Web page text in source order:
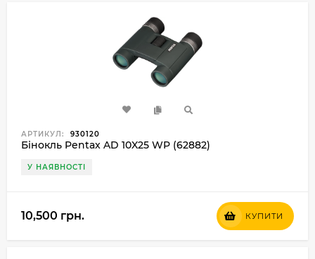
АРТИКУЛ: 930120
Бінокль Pentax AD 10X25 WP (62882)
У НАЯВНОСТІ
10,500 грн. КУПИТИ